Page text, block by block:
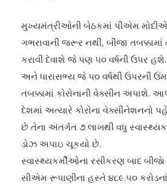
મુખ્યમંત્રીઓની બેઠકમાં પીએમ
ગભરાવાની જરૂર નથી, બીજા
કરાવી દેવાશે જે પણ ૫૦ વર્ષની ઉપર
અને ધારાસભ્ય જે ૫૦ વર્ષથી ઉપરની
તબક્કામાં કોરોનાની વેક્સીન અપાશે.
દેશમાં અત્યારે કોરોના વેક્સીનેશનનો
છે તેના અંતર્ગત ૭ લાખથી વધુ
ડોઝ અપાઇ ચૂકયો છે.
સ્વાસ્થ્યકર્મીઓના રસીકરણ બાદ
સીએમ રૂપાણીના હસ્તે ૪૮૯.૫૦ કરોડનાં